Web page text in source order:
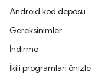
Android kod deposu
Gereksinimler
İndirme
İkili programları önizle